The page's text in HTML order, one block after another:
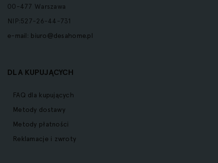
00-477 Warszawa
NIP:527-26-44-731
e-mail: biuro@desahome.pl
DLA KUPUJĄCYCH
FAQ dla kupujących
Metody dostawy
Metody płatności
Reklamacje i zwroty